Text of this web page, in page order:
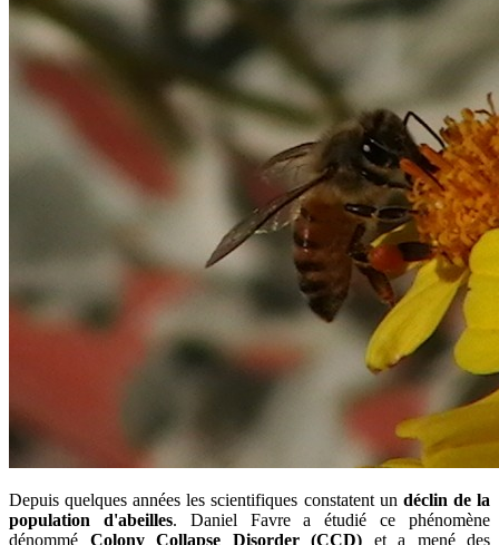
Depuis quelques années les scientifiques constatent un déclin de la
population d'abeilles. Daniel Favre a étudié ce phénomène
dénommé Colony Collapse Disorder (CCD) et a mené des